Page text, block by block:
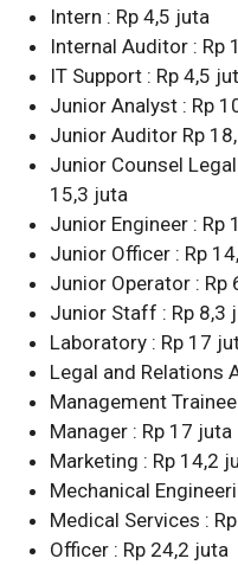
Intern : Rp 4,5 juta
Internal Auditor :
IT Support : Rp
Junior Analyst : Rp
Junior Auditor Rp
Junior Counsel
15,3 juta
Junior Engineer : Rp
Junior Officer : Rp
Junior Operator :
Junior Staff : Rp
Laboratory : Rp
Legal and Relations
Management
Manager : Rp 17 juta
Marketing : Rp
Mechanical
Medical Services
Officer : Rp 24,2 juta